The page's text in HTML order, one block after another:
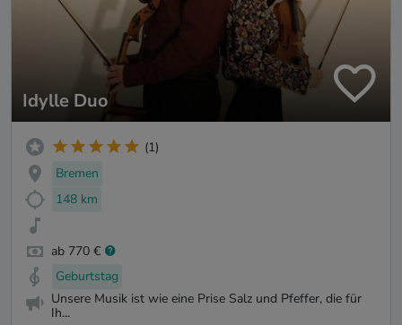
Idylle Duo
(1)
Bremen
148 km
ab 770 €
Geburtstag
Unsere Musik ist wie eine Prise Salz und Pfeffer, die für
Ih...